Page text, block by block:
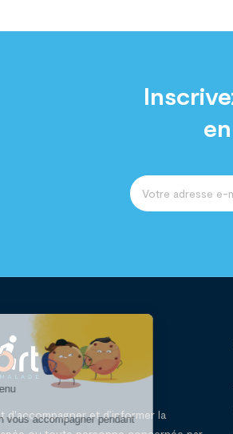
d'accompagner et d’informer la